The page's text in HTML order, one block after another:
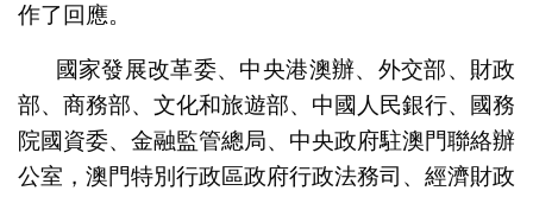
作了回應。
國家發展改革委、中央港澳辦、外交部、財政
部、商務部、文化和旅遊部、中國人民銀行、國務
院國資委、金融監管總局、中央政府駐澳門聯絡辦
公室，澳門特別行政區政府行政法務司、經濟財政